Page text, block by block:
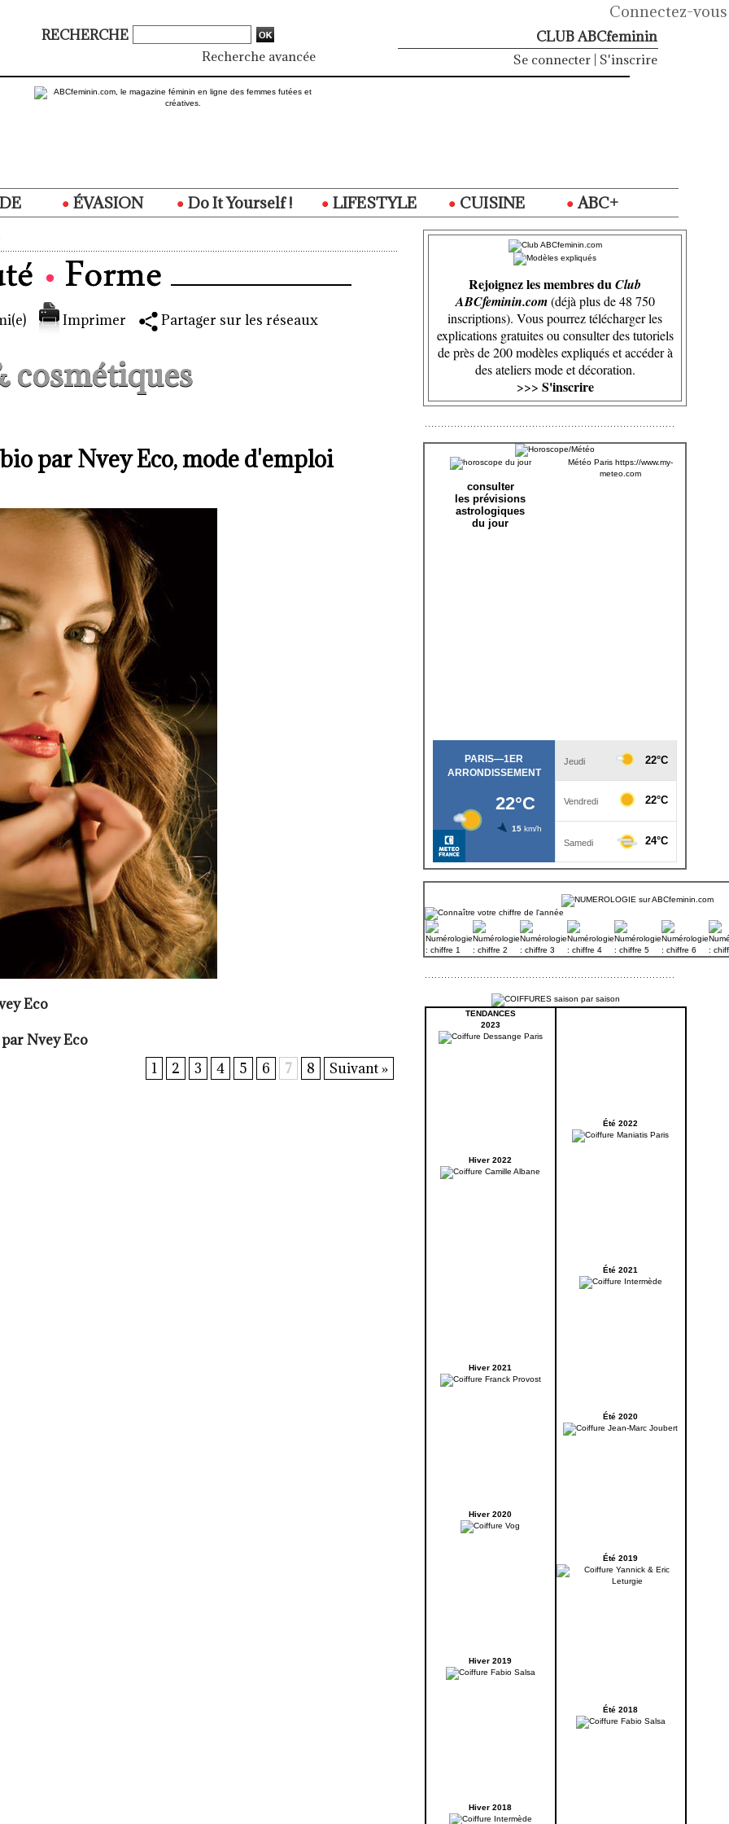
Connectez-vous
RECHERCHE
Recherche avancée
CLUB ABCfeminin
Se connecter S'inscrire
ÉVASION Do It Yourself ! LIFESTYLE CUISINE ABC+
Imprimer Partager sur les réseaux
cosmétiques
par Nvey Eco, mode d'emploi
Eco
Nvey Eco
1
2 3 4 5 6 7 8 Suivant »
Rejoignez les membres duClub
ABCfeminin.com(déjà plus de 48 750
inscriptions). Vous pourrez télécharger les
explications gratuites ou consulter des tutoriels
de près de 200 modèles expliqués et accéder à
des ateliers mode et décoration.
>>> S'inscrire
consulter
les prévisions
astrologiques
du jour
Météo Paris https://www.my-
meteo.com
TENDANCES
2023
Hiver 2022
Hiver 2021
Hiver 2020
Hiver 2019
Hiver 2018
Été 2022
Été 2021
Été 2020
Été 2019
Été 2018